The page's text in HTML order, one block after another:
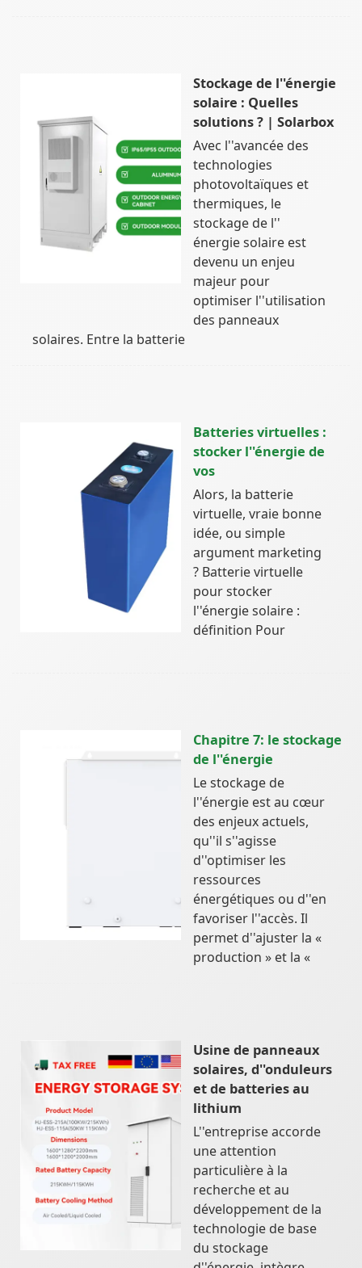
Stockage de l''énergie
solaire : Quelles
solutions ? | Solarbox
Avec l''avancée des
technologies
photovoltaïques et
thermiques, le
stockage de l''
énergie solaire est
devenu un enjeu
majeur pour
optimiser l''utilisation
des panneaux
solaires. Entre la batterie
Batteries virtuelles :
stocker l''énergie de
vos
Alors, la batterie
virtuelle, vraie bonne
idée, ou simple
argument marketing
? Batterie virtuelle
pour stocker
l''énergie solaire :
définition Pour
Chapitre 7: le stockage
de l''énergie
Le stockage de
l''énergie est au cœur
des enjeux actuels,
qu''il s''agisse
d''optimiser les
ressources
énergétiques ou d''en
favoriser l''accès. Il
permet d''ajuster la «
production » et la «
Usine de panneaux
solaires, d''onduleurs
et de batteries au
lithium
L''entreprise accorde
une attention
particulière à la
recherche et au
développement de la
technologie de base
du stockage